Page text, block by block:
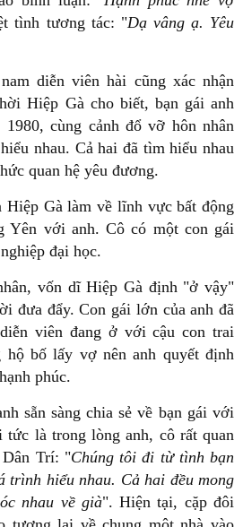
tình tương tác: "Dạ vâng ạ. Yêu
diễn viên hài cũng xác nhận
Hiệp Gà cho biết, bạn gái anh
cùng cảnh đổ vỡ hôn nhân
nhau. Cả hai đã tìm hiểu nhau
quan hệ yêu đương.
Gà làm về lĩnh vực bất động
Yên với anh. Cô có một con gái
đại học.
vốn dĩ Hiệp Gà định "ở vậy"
đưa đẩy. Con gái lớn của anh đã
viên đang ở với cậu con trai
hộ bố lấy vợ nên anh quyết định
phúc.
sẵn sàng chia sẻ về bạn gái với
là trong lòng anh, cô rất quan
Trí: "Chúng tôi đi từ tình bạn
trình hiểu nhau. Cả hai đều mong
nhau về già". Hiện tại, cặp đôi